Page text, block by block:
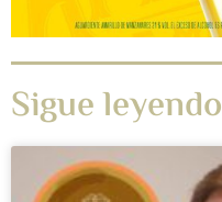
Sigue leyendo